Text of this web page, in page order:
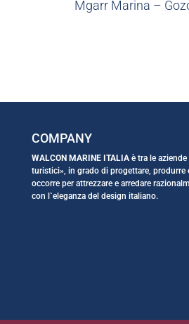
Mgarr Marina –
COMPANY
WALCON MARINE ITALIAè tra le aziende
turistici», in grado di progettare, produrre
occorre per attrezzare e arredare
con l`eleganza del design italiano.